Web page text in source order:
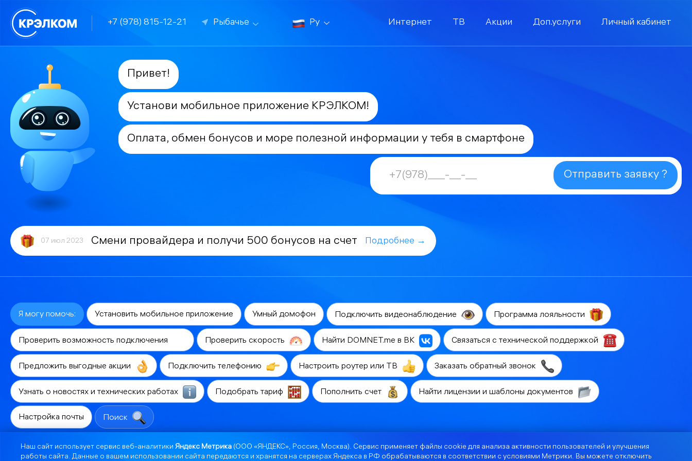
+7 (978) 815-12-21 Рыбачье Ру Интернет ТВ Акции Доп.услуги Личный кабинет
Привет!
Установи мобильное приложение КРЭЛКОМ!
Оплата, обмен бонусов и море полезной информации у тебя в смартфоне
Отправить заявку ?
07 июл 2023 Смени провайдера и получи 500 бонусов на счет Подробнее →
Я могу помочь: Установить мобильное приложение Умный домофон Подключить видеонаблюдение Программа лояльности
Проверить возможность подключения Проверить скорость Найти DOMNET.me в ВК Связаться с технической поддержкой
Предложить выгодные акции Подключить телефонию Настроить роутер или ТВ Заказать обратный звонок
Узнать о новостях и технических работах Подобрать тариф Пополнить счет Найти лицензии и шаблоны документов
Настройка почты Поиск
Наш сайт использует сервис веб-аналитики Яндекс Метрика (ООО «ЯНДЕКС», Россия, Москва). Сервис применяет файлы cookie для анализа активности пользователей и улучшения
работы сайта. Данные о вашем использовании сайта передаются и хранятся на серверах Яндекса в РФ обрабатываются в соответствии с условиями Метрики. Вы можете отключить